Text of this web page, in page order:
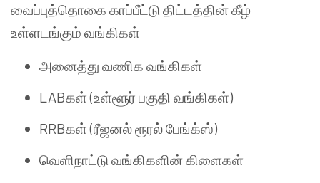
வைப்புத்தொகை காப்பீட்டு திட்டத்தின் கீழ்
உள்ளடங்கும் வங்கிகள்
அனைத்து வணிக வங்கிகள்
LABகள் (உள்ளூர் பகுதி வங்கிகள்)
RRBகள் (ரீஜனல் ரூரல் பேங்க்ஸ்)
வெளிநாட்டு வங்கிகளின் கிளைகள்